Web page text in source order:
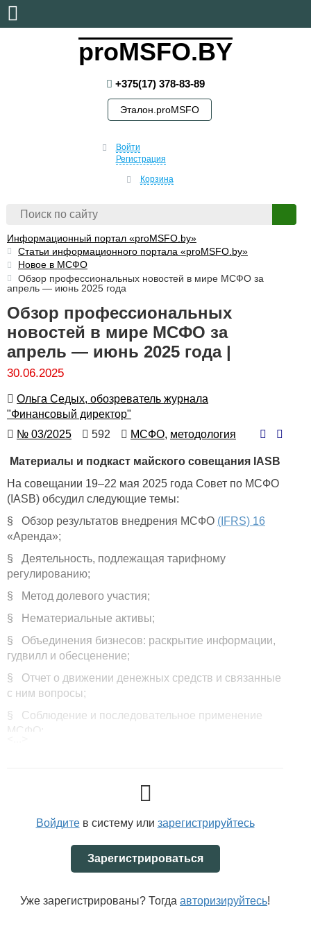
proMSFO.BY
+375(17) 378-83-89
Эталон.proMSFO
Войти
Регистрация
Корзина
Информационный портал «proMSFO.by»
Статьи информационного портала «proMSFO.by»
Новое в МСФО
Обзор профессиональных новостей в мире МСФО за
апрель — июнь 2025 года
Обзор профессиональных
новостей в мире МСФО за
апрель — июнь 2025 года |
30.06.2025
Автор
Ольга Седых, обозреватель журнала
"Финансовый директор"
Номер
№ 03/2025
Количество
592 Автор
МСФО, методология
Материалы и подкаст майского совещания IASB
На совещании 19–22 мая 2025 года Совет по МСФО
(IASB) обсудил следующие темы:
§ Обзор результатов внедрения МСФО (IFRS) 16
«Аренда»;
§ Деятельность, подлежащая тарифному
регулированию;
§ Метод долевого участия;
§ Нематериальные активы;
§ Объединения бизнесов: раскрытие информации,
гудвилл и обесценение;
§ Отчет о движении денежных средств и связанные
с ним вопросы;
§ Соблюдение и последовательное применение
МСФО;
§ Связанные с климатом и прочие
Фонд МСФО опубликовал текст изменений
МСФО для МСП
Фонд МСФО опубликовал обучающий материал,
в 3-е издание МСФО для МСП.
Войдитев систему или зарегистрируйтесь
Зарегистрироваться
Уже зарегистрированы? Тогда авторизируйтесь!